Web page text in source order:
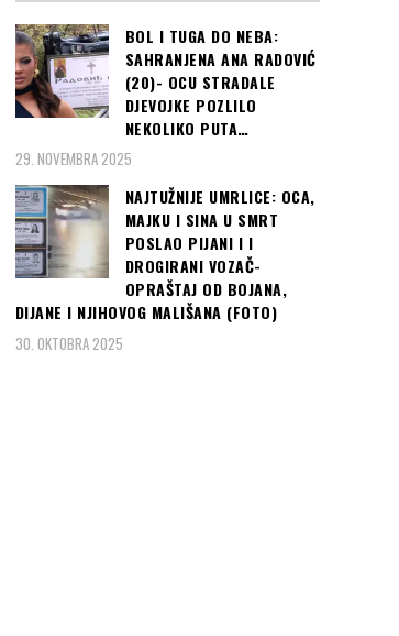
OTKRIO TAJNU NA
RULETU: DOBIO OSAM
MIL DOLARA, Sistem mu
nepogrešiv!!!
POSVE JE Bio je običan
DŽANAN MUSA ZA
AMERIČKE MEDIJE: “Mi
smo djeca rata”…
Bosanskohercegovački
reprezentativac je ovog
BOL I TUGA DO NEBA:
SAHRANJENA ANA RADOVIĆ
(20)- OCU STRADALE
DJEVOJKE POZLILO
NEKOLIKO PUTA…
29. NOVEMBRA 2025
NAJTUŽNIJE UMRLICE: OCA,
MAJKU I SINA U SMRT
POSLAO PIJANI I I
DROGIRANI VOZAČ-
OPRAŠTAJ OD BOJANA,
DIJANE I NJIHOVOG MALIŠANA (FOTO)
30. OKTOBRA 2025